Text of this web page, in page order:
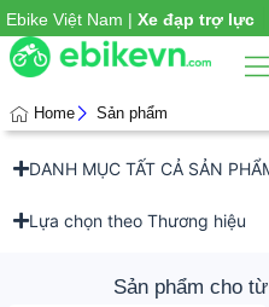
Ebike Việt Nam | Xe | chính hãng
Home Sản phẩm
DANH MỤC TẤT CẢ SẢN
Lựa chọn theo Thương hiệu
Sản phẩm cho